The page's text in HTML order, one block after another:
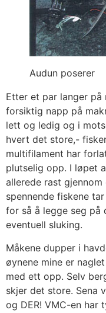
Audun poserer
Etter et par langer
forsiktig napp på
lett og ledig og i
hvert det store,-
multifilament har
plutselig opp. I løpet
allerede rast
spennende fiskene
for så å legge seg på
eventuell sluking.
Måkene dupper i
øynene mine er
med ett opp. Selv
skjer det store. Sena
og DER! VMC-en har